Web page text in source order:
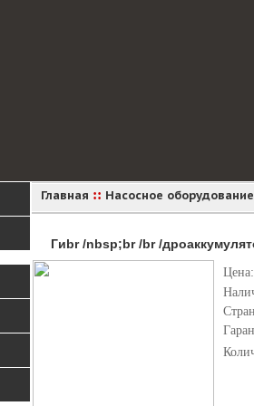
Главная :: Насосное оборудование
Гиbr /nbsp;br /br /
Цена: